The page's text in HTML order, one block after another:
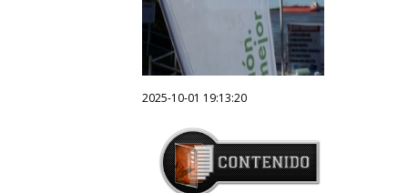
2025-10-01 19:13:20